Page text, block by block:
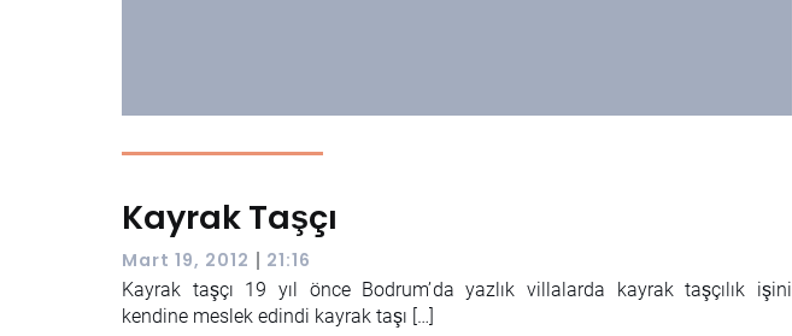
Kayrak Taşçı
Mart 19, 2012 | 21:16
Kayrak taşçı 19 yıl önce Bodrum’da yazlık villalarda kayrak taşçılık işini
kendine meslek edindi kayrak taşı […]